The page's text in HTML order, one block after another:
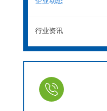
行业资讯